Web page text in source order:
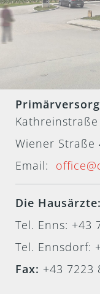
Wiener Straße
Email:
Die Hausärzte:
Tel. Enns: +43
Tel. Ennsdorf:
Fax: +43 7223